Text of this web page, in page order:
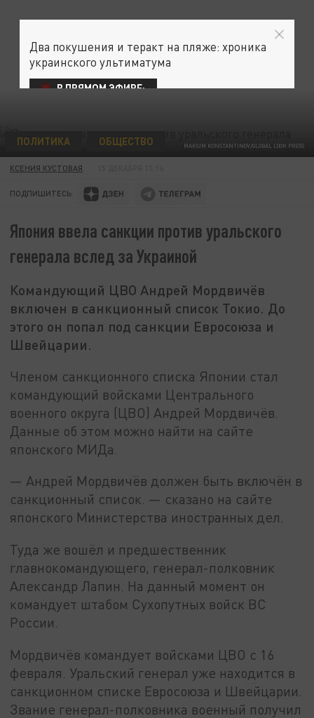
MAKSIM KONSTANTINOV/GLOBAL LOOK PRESS
ПОЛИТИКА ОБЩЕСТВО
КСЕНИЯ КУСТОВАЯ
ПОДПИШИТЕСЬ:
Япония ввела санкции против уральского
генерала вслед за Украиной
Командующий ЦВО Андрей Мордвичёв
включен в санкционный список Токио. До
этого он попал под санкции Евросоюза и
Швейцарии.
Членом санкционного списка Японии стал
командующий войсками Центрального
военного округа (ЦВО) Андрей Мордвичёв.
Данные об этом можно найти на сайте
японского МИДа.
— Андрей Мордвичёв должен быть включён в
санкционный список. — сказано на сайте
японского Министерства иностранных дел.
Туда же вошёл и предшественник
главнокомандующего, генерал-полковник
Александр Лапин. На данный момент он
командует штабом Сухопутных войск ВС
России.
Мордвичёв командует войсками ЦВО с 16
февраля. Уральский генерал уже находится в
санкционном списке Евросоюза и Швейцарии.
Звание генерал-полковника военный получил
Два покушения и теракт на пляже: хроника
украинского ультиматума
В ПРЯМОМ ЭФИРЕ: